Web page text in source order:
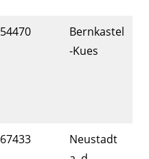
54470
Bernkastel
-Kues
67433
Neustadt